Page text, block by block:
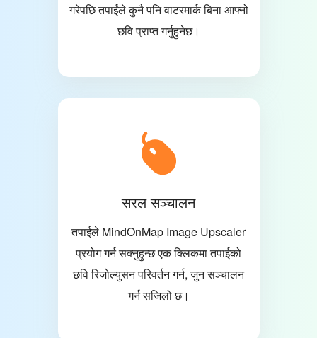
गरेपछि तपाईंले कुनै पनि वाटरमार्क बिना आफ्नो
छवि प्राप्त गर्नुहुनेछ।
सरल सञ्चालन
तपाईले MindOnMap Image Upscaler
प्रयोग गर्न सक्नुहुन्छ एक क्लिकमा तपाईको
छवि रिजोल्युसन परिवर्तन गर्न, जुन सञ्चालन
गर्न सजिलो छ।